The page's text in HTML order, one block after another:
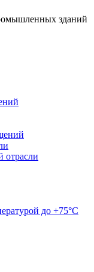
зданий
отрасли
до +75°C